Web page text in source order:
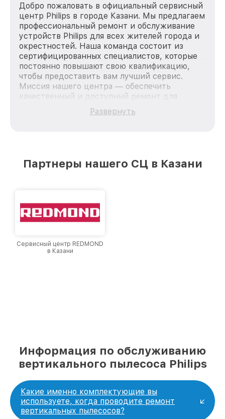
Добро пожаловать в официальный сервисный
центр Philips в городе Казани. Мы предлагаем
профессиональный ремонт и обслуживание
устройств Philips для всех жителей города и
окрестностей. Наша команда состоит из
сертифицированных специалистов, которые
постоянно повышают свою квалификацию,
чтобы предоставить вам лучший сервис.
Миссия нашего центра — обеспечить
качественный и доступный ремонт для
каждого пользователя продукции Philips, вне
зависимости от сложности поломки. Мы
Казани, постоянно повышая уровень доверия
Развернуть
Партнеры нашего СЦ в Казани
Сервисный центр REDMOND
в Казани
Информация по обслуживанию
вертикального пылесоса Philips
Какие именно комплектующие вы
используете, когда проводите ремонт
вертикальных пылесосов?